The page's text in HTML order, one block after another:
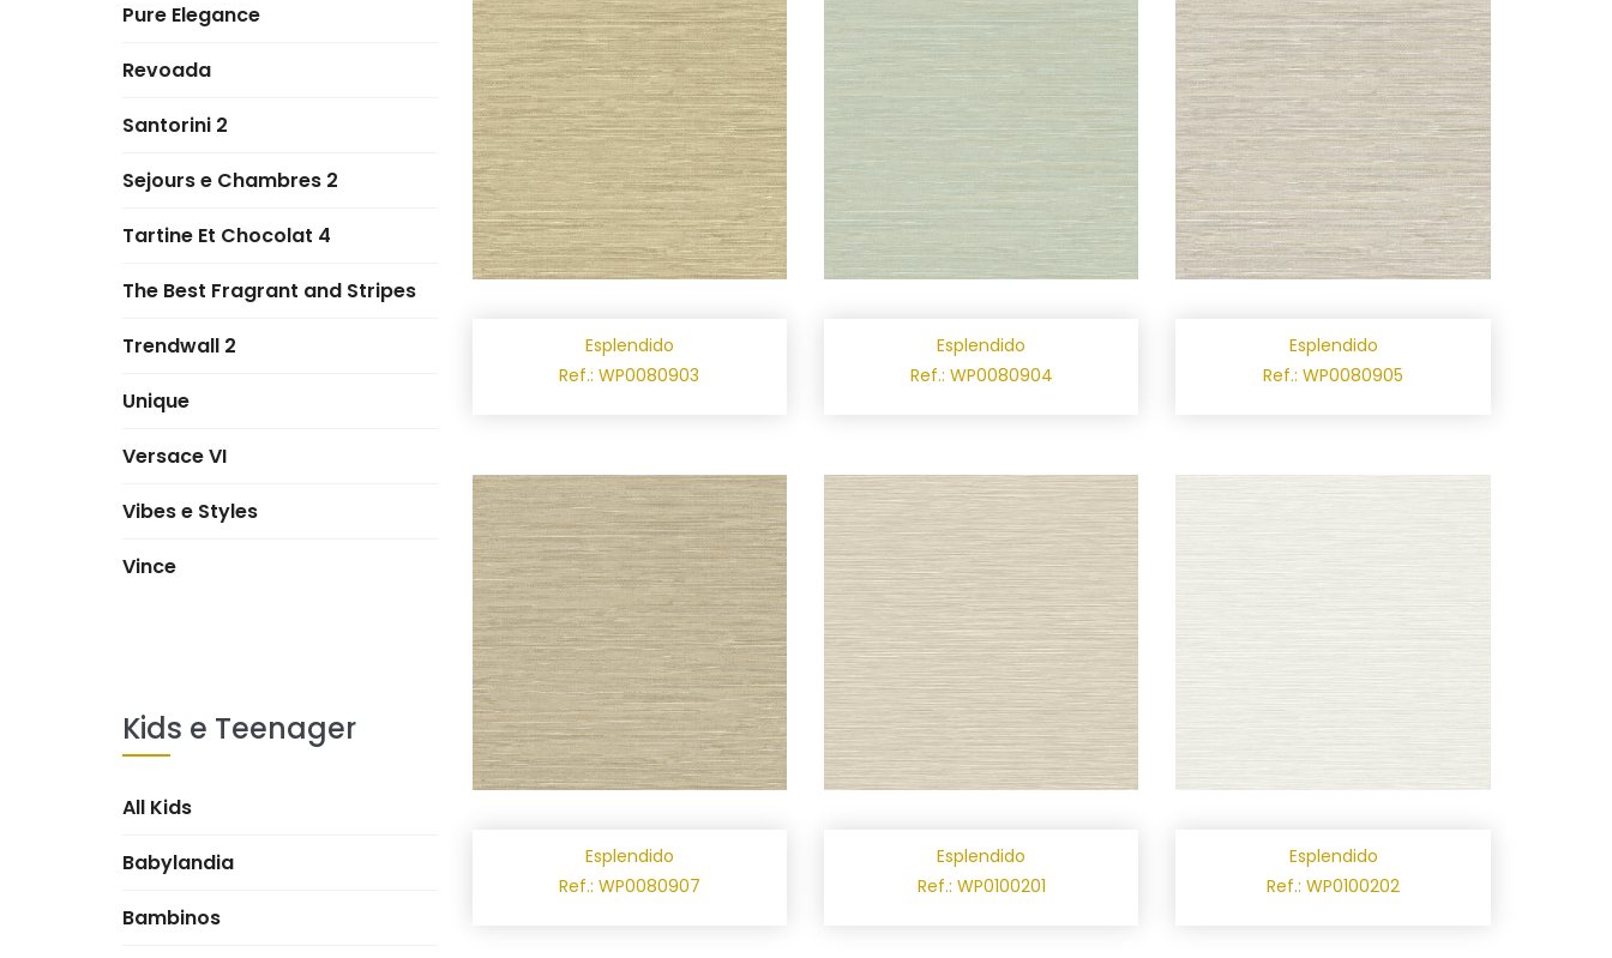
Pure Elegance
Revoada
Santorini 2
Sejours e Chambres 2
Tartine Et Chocolat 4
The Best Fragrant and Stripes
Trendwall 2
Unique
Versace VI
Vibes e Styles
Vince
Kids e Teenager
All Kids
Babylandia
Bambinos
Esplendido
Ref.: WP0080903
Esplendido
Ref.: WP0080904
Esplendido
Ref.: WP0080905
Esplendido
Ref.: WP0080907
Esplendido
Ref.: WP0100201
Esplendido
Ref.: WP0100202